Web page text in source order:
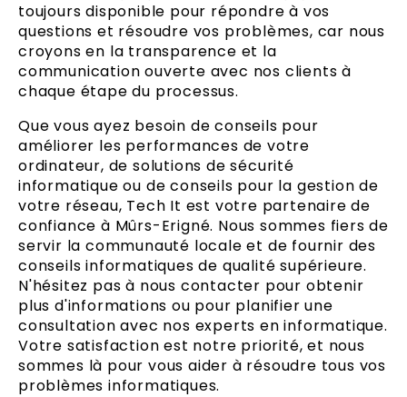
toujours disponible pour répondre à vos
questions et résoudre vos problèmes, car nous
croyons en la transparence et la
communication ouverte avec nos clients à
chaque étape du processus.
Que vous ayez besoin de conseils pour
améliorer les performances de votre
ordinateur, de solutions de sécurité
informatique ou de conseils pour la gestion de
votre réseau, Tech It est votre partenaire de
confiance à Mûrs-Erigné. Nous sommes fiers de
servir la communauté locale et de fournir des
conseils informatiques de qualité supérieure.
N'hésitez pas à nous contacter pour obtenir
plus d'informations ou pour planifier une
consultation avec nos experts en informatique.
Votre satisfaction est notre priorité, et nous
sommes là pour vous aider à résoudre tous vos
problèmes informatiques.